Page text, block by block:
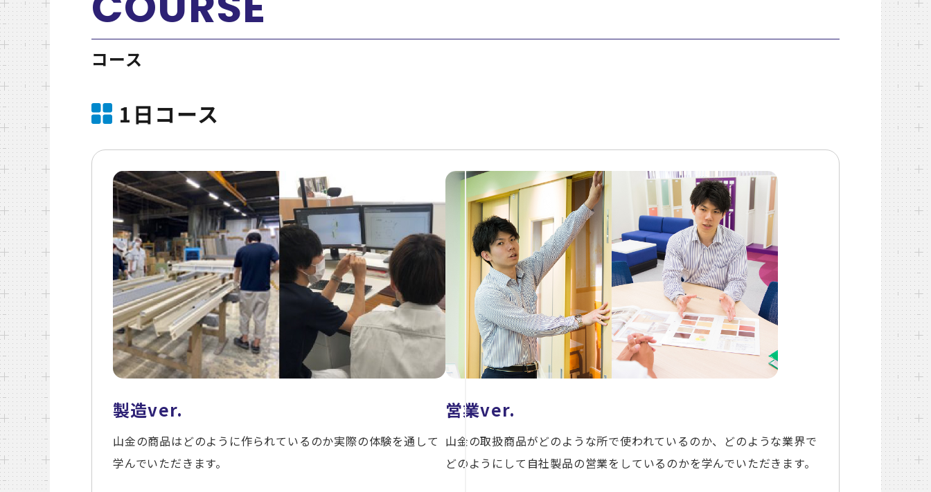
コース
1日コース
製造ver.
山金の商品はどのように作られているのか実際の体験を通して
学んでいただきます。
営業ver.
山金の取扱商品がどのような所で使われているのか、どのような業界で
どのようにして自社製品の営業をしているのかを学んでいただきます。